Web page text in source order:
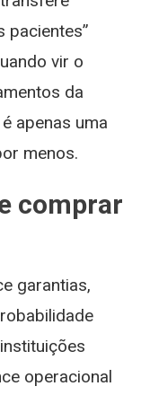
pacientes”
vir o
da
apenas uma
menos.
comprar
garantias,
operacional